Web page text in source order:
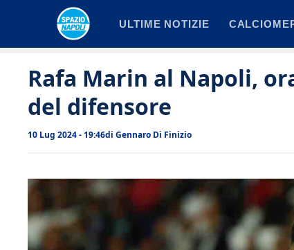
ULTIME NOTIZIE
Rafa Marin al Napoli,
del difensore
10 Lug 2024 - 19:46di Gennaro Di Finizio